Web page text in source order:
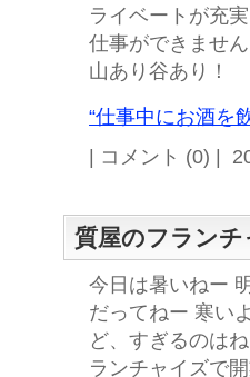
ライベートが充
仕事ができません
山あり谷あり！
“仕事中にお酒を
| コメント (0) |
質屋のフラン
今日は暑いねー
だってねー 寒い
ど、すぎるのは
ランチャイズで開